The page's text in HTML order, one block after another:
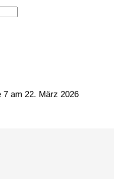
7 am 22. März 2026